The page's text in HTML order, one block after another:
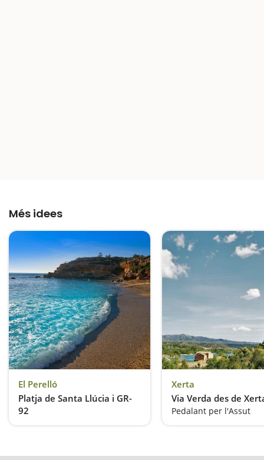
Més idees
El Perelló
Platja de Santa Llúcia i GR-
92
Xerta
Via Verda des de
Pedalant per l'Assut